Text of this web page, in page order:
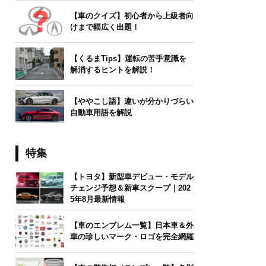
【車のクイズ】初心者から上級者向
けまで幅広く出題！
【くるまTips】運転の苦手意識を
解消するヒントを解説！
【ややこし語】違いが分かりづらい
自動車用語を解説
特集
【トヨタ】新型車デビュー・モデル
チェンジ予想＆新車スクープ｜202
5年8月最新情報
【車のエンブレム一覧】日本車＆外
車の珍しいマーク・ロゴを完全網羅